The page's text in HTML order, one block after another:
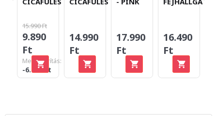
15.990 Ft
9.890
Ft
Megtakarítás:
-6.100 Ft
14.990
Ft
17.990
Ft
16.490
Ft